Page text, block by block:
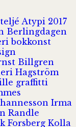
Atypi 2017
Berlingdagen
bokkonst
Billgren
Hagström
graffitti
Irma
Randle
Forsberg Kolla